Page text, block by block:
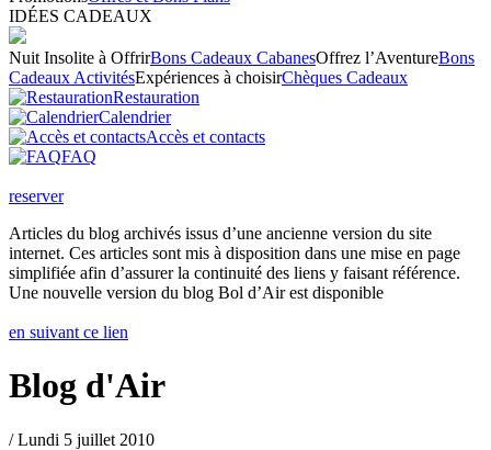
IDÉES CADEAUX
Nuit Insolite à OffrirBons Cadeaux CabanesOffrez l’AventureBons
Cadeaux ActivitésExpériences à choisirChèques Cadeaux
Restauration
Calendrier
Accès et contacts
FAQ
reserver
Articles du blog archivés issus d’une ancienne version du site
internet. Ces articles sont mis à disposition dans une mise en page
simplifiée afin d’assurer la continuité des liens y faisant référence.
Une nouvelle version du blog Bol d’Air est disponible
en suivant ce lien
Blog d'Air
/ Lundi 5 juillet 2010